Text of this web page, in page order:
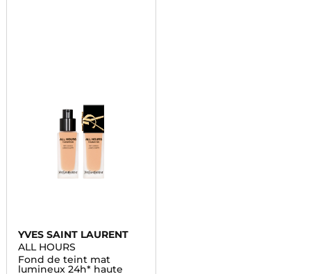
YVES SAINT LAURENT
ALL HOURS
Fond de teint mat
lumineux 24h* haute